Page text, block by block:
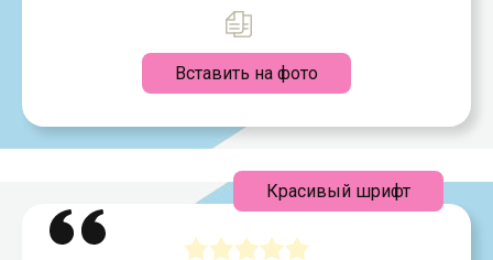
Вставить на фото
Красивый шрифт